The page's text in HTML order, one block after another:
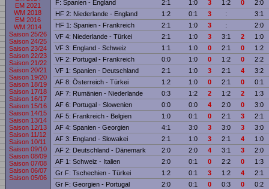
EM 2021
WM 2018
EM 2016
WM 2014
Saison 25/26
Saison 24/25
Saison 23/24
Saison 22/23
Saison 21/22
Saison 20/21
Saison 19/20
Saison 18/19
Saison 17/18
Saison 16/17
Saison 15/16
Saison 14/15
Saison 13/14
Saison 12/13
Saison 11/12
Saison 10/11
Saison 09/10
Saison 08/09
Saison 07/08
Saison 06/07
Saison 05/06
F: Spanien - England
2:1 1:0 3 1:2 0
2:0
HF 2: Niederlande - England
1:2 0:1 3 :
3:1
HF 1: Spanien - Frankreich
2:1 1:0 3 :
2:0
VF 4: Niederlande - Türkei
2:1 1:0 3 3:1 2
1:0
VF 3: England - Schweiz
1:1 1:0 0 2:1 0
1:2
VF 2: Portugal - Frankreich
0:0 1:0 0 1:2 0
2:2
VF 1: Spanien - Deutschland
2:1 1:0 3 2:1 4
3:2
AF 8: Österreich - Türkei
1:2 1:0 0 2:1 0
0:1
AF 7: Rumänien - Niederlande
0:3 1:2 2 1:2 2
1:3
AF 6: Portugal - Slowenien
0:0 0:0 4 2:0 0
3:0
AF 5: Frankreich - Belgien
1:0 0:1 0 2:1 3
2:1
AF 4: Spanien - Georgien
4:1 3:0 3 3:0 3
3:0
AF 3: England - Slowakei
2:1 1:0 3 2:1 4
1:0
AF 2: Deutschland - Dänemark
2:0 2:0 4 3:1 3
2:0
AF 1: Schweiz - Italien
2:0 0:1 0 2:2 0
1:3
Gr F: Tschechien - Türkei
1:2 0:1 3 1:2 4
2:1
Gr F: Georgien - Portugal
2:0 0:1 0 0:3 0
0:2